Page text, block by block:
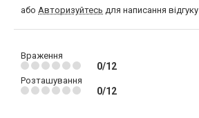
або Авторизуйтесь для написання відгуку
Враження
0/12
Розташування
0/12